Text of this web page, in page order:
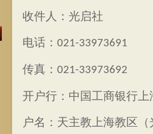
收件人：光启社
电话： 021-33973691
传真： 021-33973692
开户行：中国工商银行
户名：天主教上海教区（